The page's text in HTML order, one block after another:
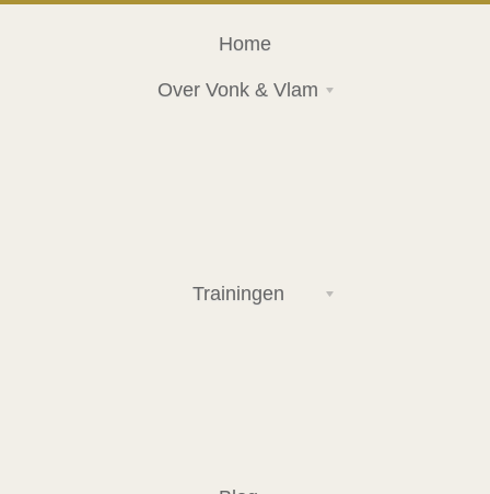
Home
Over Vonk & Vlam
Trainingen